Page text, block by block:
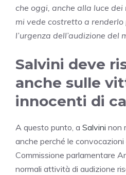
che oggi, anche alla luce
mi vede costretto a
l’urgenza dell’audizione del
Salvini deve
anche sulle
innocenti di
A questo punto, a Salvini non
anche perché le
Commissione parlamentare
normali attività di audizione